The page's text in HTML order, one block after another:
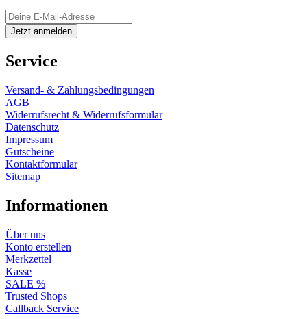
Service
Versand- & Zahlungsbedingungen
AGB
Widerrufsrecht & Widerrufsformular
Datenschutz
Impressum
Gutscheine
Kontaktformular
Sitemap
Informationen
Über uns
Konto erstellen
Merkzettel
Kasse
SALE %
Trusted Shops
Callback Service